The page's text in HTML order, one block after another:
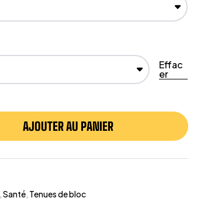
Effac
er
AJOUTER AU PANIER
,Santé, Tenues de bloc